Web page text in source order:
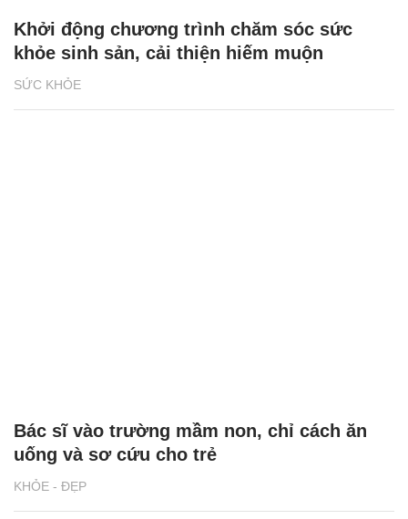
SỨC KHỎE
Khởi động chương trình chăm sóc sức
khỏe sinh sản, cải thiện hiếm muộn
KHỎE - ĐẸP
Bác sĩ vào trường mầm non, chỉ cách ăn
uống và sơ cứu cho trẻ